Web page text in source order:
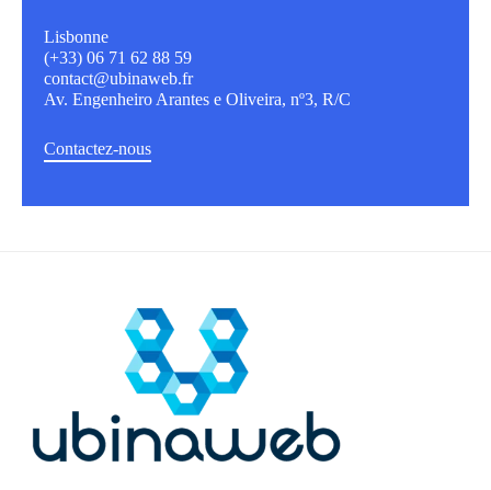
Lisbonne
(+33) 06 71 62 88 59
contact@ubinaweb.fr
Av. Engenheiro Arantes e Oliveira, nº3, R/C
Contactez-nous